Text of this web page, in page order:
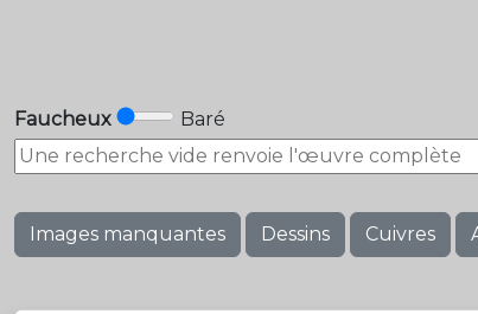
Faucheux Baré
Images manquantes Dessins Cuivres